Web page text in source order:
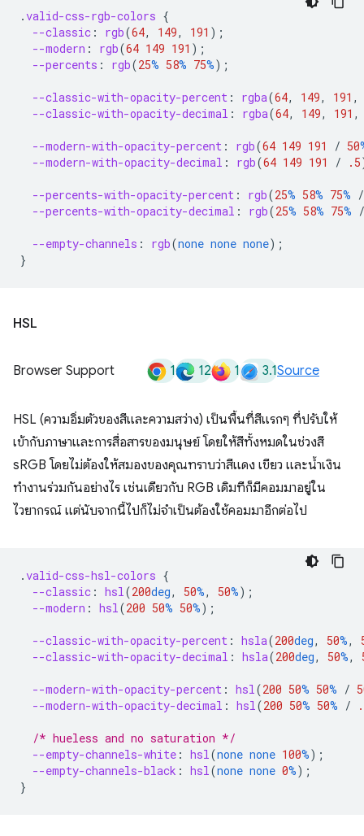
.valid-css-rgb-colors {
--classic : rgb(64, 149, 191 );
--modern : rgb(64 149 191 );
--percents : rgb(25% 58% 75%);
--classic-with-opacity-percent : rgba(64, 149, 191 ,
--classic-with-opacity-decimal : rgba(64, 149, 191 ,
--modern-with-opacity-percent : rgb(64 149 191 / 50
--modern-with-opacity-decimal : rgb(64 149 191 / .5
--percents-with-opacity-percent : rgb(25% 58% 75% /
--percents-with-opacity-decimal : rgb(25% 58% 75% /
--empty-channels : rgb(none none none);
}
HSL
Browser Support 1 12 1 3.1Source
HSL (ความอิ่มตัวของสีและความสว่าง) เป็นพื้นที่สีแรกๆ ที่ปรับให้
เข้ากับภาษาและการสื่อสารของมนุษย์ โดยให้สีทั้งหมดในช่วงสี
sRGB โดยไม่ต้องให้สมองของคุณทราบว่าสีแดง เขียว และน้ำเงิน
ทำงานร่วมกันอย่างไร เช่นเดียวกับ RGB เดิมทีก็มีคอมมาอยู่ใน
ไวยากรณ์ แต่นับจากนี้ไปก็ไม่จำเป็นต้องใช้คอมมาอีกต่อไป
.valid-css-hsl-colors {
--classic : hsl(200deg, 50%, 50%);
--modern : hsl(200 50% 50%);
--classic-with-opacity-percent : hsla(200deg, 50%,
--classic-with-opacity-decimal : hsla(200deg, 50%,
--modern-with-opacity-percent : hsl(200 50% 50% /
--modern-with-opacity-decimal : hsl(200 50% 50% /
/* hueless and no saturation */
--empty-channels-white : hsl(none none 100%);
--empty-channels-black : hsl(none none 0%);
}